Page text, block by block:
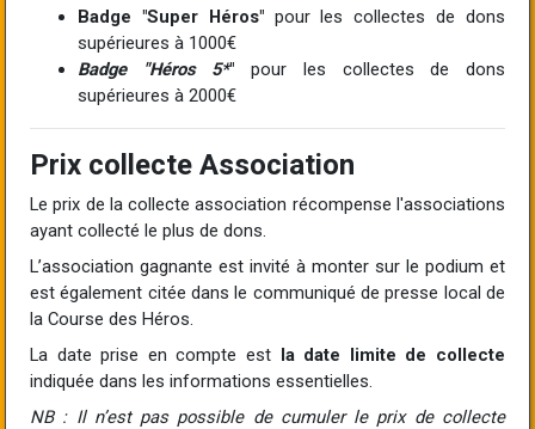
Badge "Super Héros"pour les collectes de dons
supérieures à 1000€
Badge "Héros 5*" pour les collectes de dons
supérieures à 2000€
Prix collecte Association
Le prix de la collecte association récompense l'associations
ayant collecté le plus de dons.
L’association gagnante est invité à monter sur le podium et
est également citée dans le communiqué de presse local de
la Course des Héros.
La date prise en compte est la date limite de collecte
indiquée dans les informations essentielles.
NB : Il n’est pas possible de cumuler le prix de collecte